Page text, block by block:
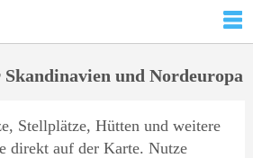
und Nordeuropa
Stellplätze, Hütten und weitere
direkt auf der Karte. Nutze